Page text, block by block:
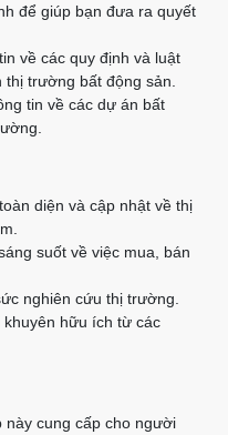
để giúp bạn đưa ra quyết
về các quy định và luật
trường bất động sản.
tin về các dự án bất
diện và cập nhật về thị
suốt về việc mua, bán
nghiên cứu thị trường.
hữu ích từ các
này cung cấp cho người